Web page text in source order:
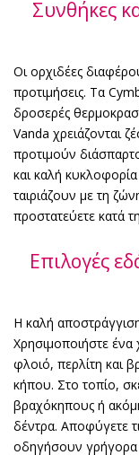
Συνθήκες
Οι ορχιδέες
προτιμήσεις. Τα
δροσερές
Vanda χρειάζονται
προτιμούν
και καλή κυκλοφορία
ταιριάζουν με τη
προστατεύετε κατά
Επιλογές
Η καλή αποστράγγιση
Χρησιμοποιήστε
φλοιό, περλίτη και
κήπου. Στο τοπίο,
βραχόκηπους ή
δέντρα. Αποφύγετε
οδηγήσουν